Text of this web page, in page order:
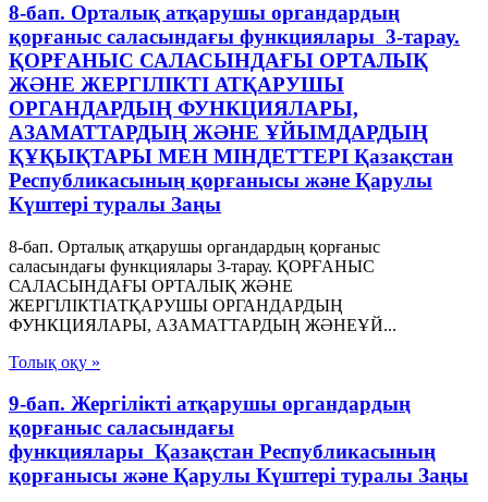
8-бап. Орталық атқарушы органдардың
қорғаныс саласындағы функциялары 3-тарау.
ҚОРҒАНЫС САЛАСЫНДАҒЫ ОРТАЛЫҚ
ЖӘНЕ ЖЕРГІЛIКТІ АТҚАРУШЫ
ОРГАНДАРДЫҢ ФУНКЦИЯЛАРЫ,
АЗАМАТТАРДЫҢ ЖӘНЕ ҰЙЫМДАРДЫҢ
ҚҰҚЫҚТАРЫ МЕН МIНДЕТТЕРІ Қазақстан
Республикасының қорғанысы және Қарулы
Күштері туралы Заңы
8-бап. Орталық атқарушы органдардың қорғаныс
саласындағы функциялары 3-тарау. ҚОРҒАНЫС
САЛАСЫНДАҒЫ ОРТАЛЫҚ ЖӘНЕ
ЖЕРГІЛIКТІАТҚАРУШЫ ОРГАНДАРДЫҢ
ФУНКЦИЯЛАРЫ, АЗАМАТТАРДЫҢ ЖӘНЕҰЙ...
Толық оқу »
9-бап. Жергіліктi атқарушы органдардың
қорғаныс саласындағы
функциялары Қазақстан Республикасының
қорғанысы және Қарулы Күштері туралы Заңы